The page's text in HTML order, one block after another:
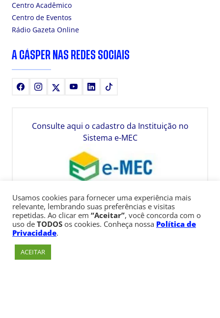
Centro Acadêmico
Centro de Eventos
Rádio Gazeta Online
A CÁSPER NAS REDES SOCIAIS
FacebookInstagram YoutubeLinkedIn
Consulte aqui o cadastro da Instituição no
Sistema e-MEC
Usamos cookies para fornecer uma experiência mais
relevante, lembrando suas preferências e visitas
repetidas. Ao clicar em “Aceitar”, você concorda com o
uso de TODOS os cookies. Conheça nossa Política de
Privacidade.
ACEITAR